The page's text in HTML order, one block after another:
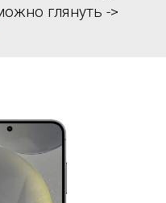
глянуть ->